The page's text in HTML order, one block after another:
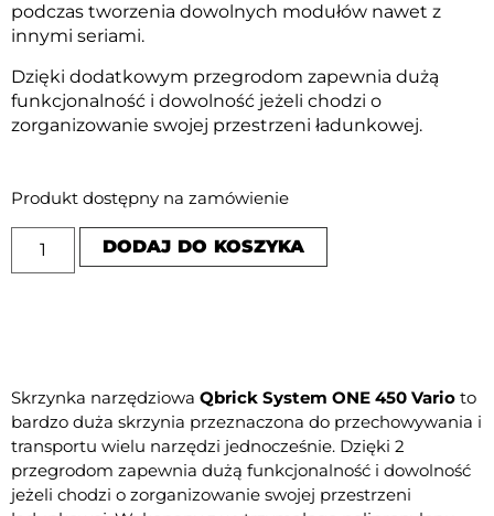
podczas tworzenia dowolnych modułów nawet z
innymi seriami.
Dzięki dodatkowym przegrodom zapewnia dużą
funkcjonalność i dowolność jeżeli chodzi o
zorganizowanie swojej przestrzeni ładunkowej.
Produkt dostępny na zamówienie
DODAJ DO KOSZYKA
Skrzynka narzędziowa Qbrick System ONE 450 Vario to
bardzo duża skrzynia przeznaczona do przechowywania i
transportu wielu narzędzi jednocześnie. Dzięki 2
przegrodom zapewnia dużą funkcjonalność i dowolność
jeżeli chodzi o zorganizowanie swojej przestrzeni